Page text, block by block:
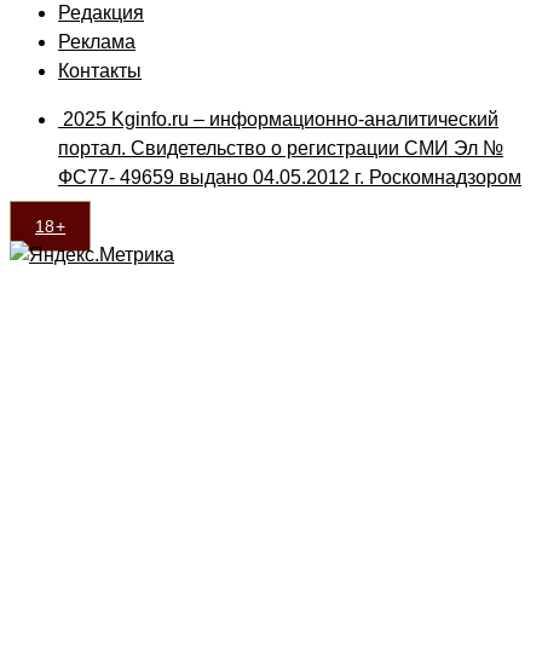
Редакция
Реклама
Контакты
2025 Kginfo.ru – информационно-аналитический
портал. Свидетельство о регистрации СМИ Эл №
ФС77- 49659 выдано 04.05.2012 г. Роскомнадзором
18+